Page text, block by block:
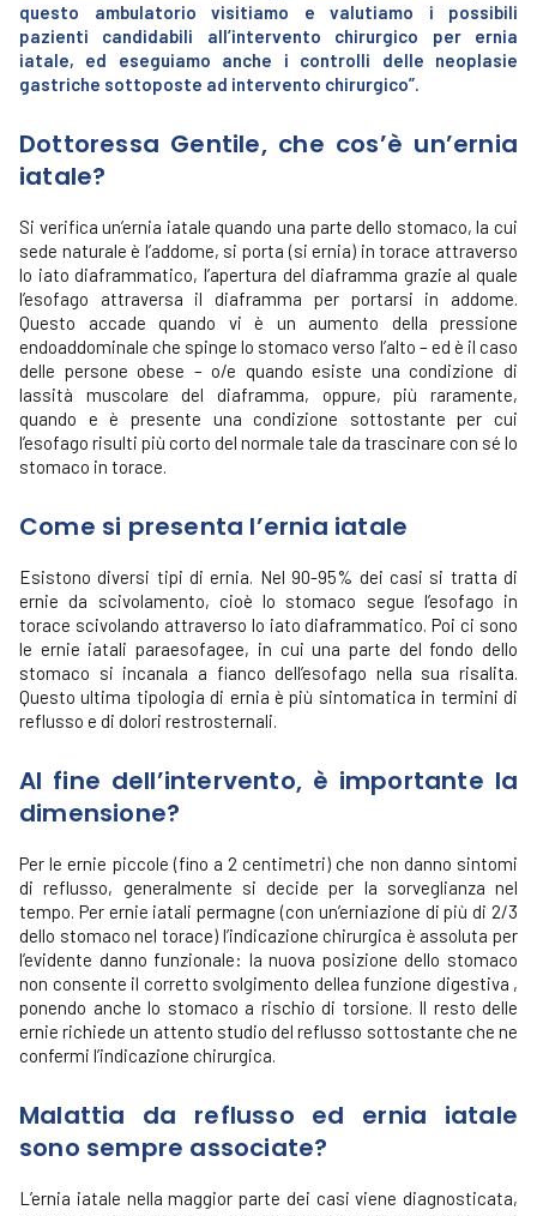
questo ambulatorio visitiamo e valutiamo i possibili
pazienti candidabili all’intervento chirurgico per ernia
iatale, ed eseguiamo anche i controlli delle neoplasie
gastriche sottoposte ad intervento chirurgico”.
Dottoressa Gentile, che cos’è un’ernia
iatale?
Si verifica un’ernia iatale quando una parte dello stomaco, la cui
sede naturale è l’addome, si porta (si ernia) in torace attraverso
lo iato diaframmatico, l’apertura del diaframma grazie al quale
l’esofago attraversa il diaframma per portarsi in addome.
Questo accade quando vi è un aumento della pressione
endoaddominale che spinge lo stomaco verso l’alto – ed è il caso
delle persone obese – o/e quando esiste una condizione di
lassità muscolare del diaframma, oppure, più raramente,
quando e è presente una condizione sottostante per cui
l’esofago risulti più corto del normale tale da trascinare con sé lo
stomaco in torace.
Come si presenta l’ernia iatale
Esistono diversi tipi di ernia. Nel 90-95% dei casi si tratta di
ernie da scivolamento, cioè lo stomaco segue l’esofago in
torace scivolando attraverso lo iato diaframmatico. Poi ci sono
le ernie iatali paraesofagee, in cui una parte del fondo dello
stomaco si incanala a fianco dell’esofago nella sua risalita.
Questo ultima tipologia di ernia è più sintomatica in termini di
reflusso e di dolori restrosternali.
Al fine dell’intervento, è importante la
dimensione?
Per le ernie piccole (fino a 2 centimetri) che non danno sintomi
di reflusso, generalmente si decide per la sorveglianza nel
tempo. Per ernie iatali permagne (con un’erniazione di più di 2/3
dello stomaco nel torace) l’indicazione chirurgica è assoluta per
l’evidente danno funzionale: la nuova posizione dello stomaco
non consente il corretto svolgimento dellea funzione digestiva ,
ponendo anche lo stomaco a rischio di torsione. Il resto delle
ernie richiede un attento studio del reflusso sottostante che ne
confermi l’indicazione chirurgica.
Malattia da reflusso ed ernia iatale
sono sempre associate?
L’ernia iatale nella maggior parte dei casi viene diagnosticata,